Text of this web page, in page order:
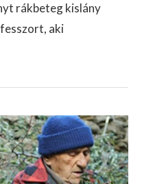
rákbeteg kislány
aki